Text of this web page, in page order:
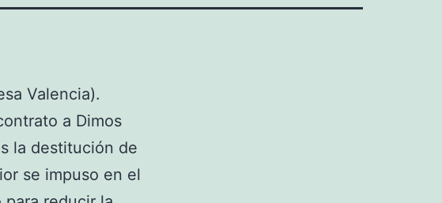
Valencia).
a Dimos
la destitución de
se impuso en el